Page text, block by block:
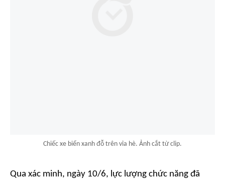
Chiếc xe biển xanh đỗ trên vỉa hè. Ảnh cắt từ clip.
Qua xác minh, ngày 10/6, lực lượng chức năng đã